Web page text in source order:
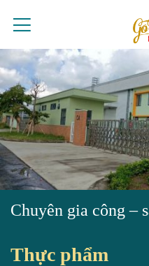
Chuyên gia công –
Thực phẩm